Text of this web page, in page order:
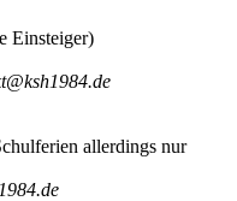
Einsteiger)
allerdings nur